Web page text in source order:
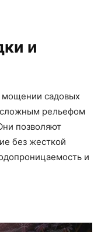
и
мощении садовых
сложным рельефом
позволяют
без жесткой
и